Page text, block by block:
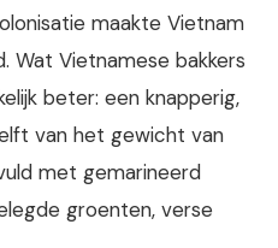
maakte Vietnam
Wat Vietnamese bakkers
beter: een knapperig,
van het gewicht van
met gemarineerd
groenten, verse